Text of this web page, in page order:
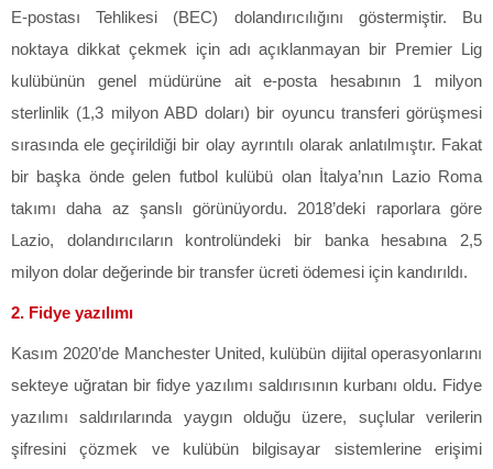
E-postası Tehlikesi (BEC) dolandırıcılığını göstermiştir. Bu
noktaya dikkat çekmek için adı açıklanmayan bir Premier Lig
kulübünün genel müdürüne ait e-posta hesabının 1 milyon
sterlinlik (1,3 milyon ABD doları) bir oyuncu transferi görüşmesi
sırasında ele geçirildiği bir olay ayrıntılı olarak anlatılmıştır. Fakat
bir başka önde gelen futbol kulübü olan İtalya’nın Lazio Roma
takımı daha az şanslı görünüyordu. 2018’deki raporlara göre
Lazio, dolandırıcıların kontrolündeki bir banka hesabına 2,5
milyon dolar değerinde bir transfer ücreti ödemesi için kandırıldı.
2. Fidye yazılımı
Kasım 2020’de Manchester United, kulübün dijital operasyonlarını
sekteye uğratan bir fidye yazılımı saldırısının kurbanı oldu. Fidye
yazılımı saldırılarında yaygın olduğu üzere, suçlular verilerin
şifresini çözmek ve kulübün bilgisayar sistemlerine erişimi